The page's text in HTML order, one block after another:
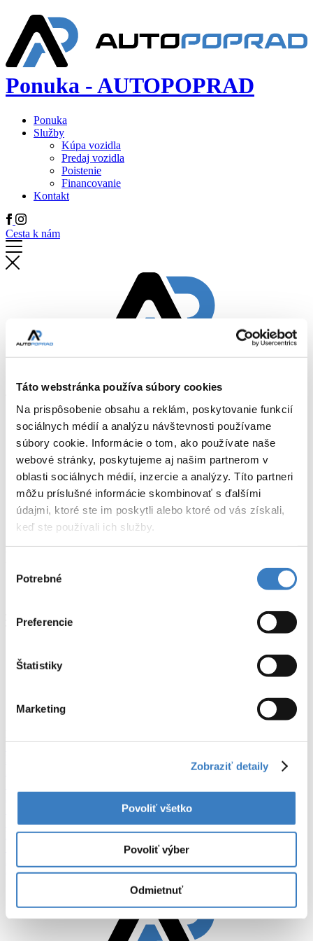
Táto webstránka používa súbory cookies
Na prispôsobenie obsahu a reklám, poskytovanie funkcií
sociálnych médií a analýzu návštevnosti používame
súbory cookie. Informácie o tom, ako používate naše
webové stránky, poskytujeme aj našim partnerom v
oblasti sociálnych médií, inzercie a analýzy. Títo partneri
môžu príslušné informácie skombinovať s ďalšími
údajmi, ktoré ste im poskytli alebo ktoré od vás získali,
keď ste používali ich služby.
súhlasu
Potrebné
Preferencie
Štatistiky
Marketing
Zobraziť detaily
Povoliť všetko
Povoliť výber
Odmietnuť
Ponuka - AUTOPOPRAD
Ponuka
Služby
Kúpa vozidla
Predaj vozidla
Poistenie
Financovanie
Kontakt
Cesta k nám
Ponuka
Služby
Kúpa vozidla
Predaj vozidla
Poistenie
Financovanie
Kontakt
Domov
Ponuka
Menu
Coupé
Hatchback
SUV
BMW 435d xDrive Gran Coupé M Sport
(...)